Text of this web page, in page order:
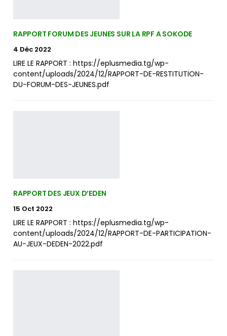
RAPPORT FORUM DES JEUNES SUR LA RPF A SOKODE
4 Déc 2022
LIRE LE RAPPORT : https://eplusmedia.tg/wp-
content/uploads/2024/12/RAPPORT-DE-RESTITUTION-
DU-FORUM-DES-JEUNES.pdf
RAPPORT DES JEUX D’EDEN
15 Oct 2022
LIRE LE RAPPORT : https://eplusmedia.tg/wp-
content/uploads/2024/12/RAPPORT-DE-PARTICIPATION-
AU-JEUX-DEDEN-2022.pdf